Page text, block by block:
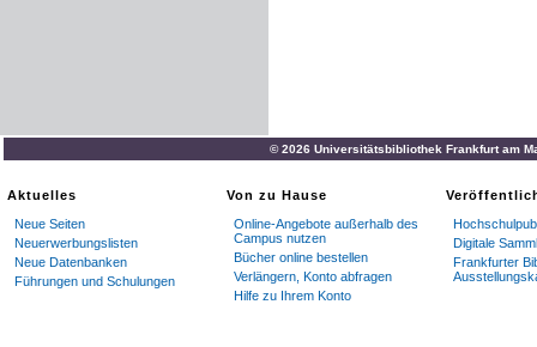
© 2026 Universitätsbibliothek Frankfurt am
Aktuelles
Neue Seiten
Neuerwerbungslisten
Neue Datenbanken
Führungen und Schulungen
Von zu Hause
Online-Angebote außerhalb des
Campus nutzen
Bücher online bestellen
Verlängern, Konto abfragen
Hilfe zu Ihrem Konto
Digitale
Frankfurter